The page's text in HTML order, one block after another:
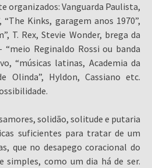
organizados: Vanguarda Paulista,
Kinks, garagem anos 1970”,
T. Rex, Stevie Wonder, brega da
“meio Reginaldo Rossi ou banda
“músicas latinas, Academia da
Olinda”, Hyldon, Cassiano etc.
solidão, solitude e putaria
suficientes para tratar de um
que no desapego coracional do
simples, como um dia há de ser.